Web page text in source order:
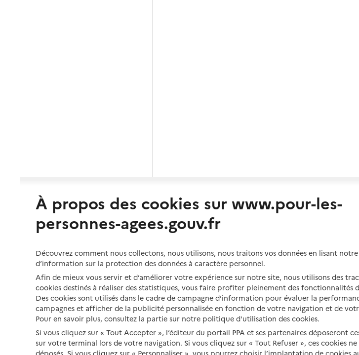
À propos des cookies sur www.pour-les-
personnes-agees.gouv.fr
Découvrez comment nous collectons, nous utilisons, nous traitons vos données en lisant
d’information sur la protection des données à caractère personnel.
Afin de mieux vous servir et d’améliorer votre expérience sur notre site, nous utilisons des
cookies destinés à réaliser des statistiques, vous faire profiter pleinement des fonctionnalités
Des cookies sont utilisés dans le cadre de campagne d’information pour évaluer la
campagnes et afficher de la publicité personnalisée en fonction de votre navigation et de
Pour en savoir plus, consultez la partie sur notre politique d'utilisation des cookies.
Si vous cliquez sur « Tout Accepter », l’éditeur du portail PPA et ses partenaires déposeront
sur votre terminal lors de votre navigation. Si vous cliquez sur « Tout Refuser », ces cookies